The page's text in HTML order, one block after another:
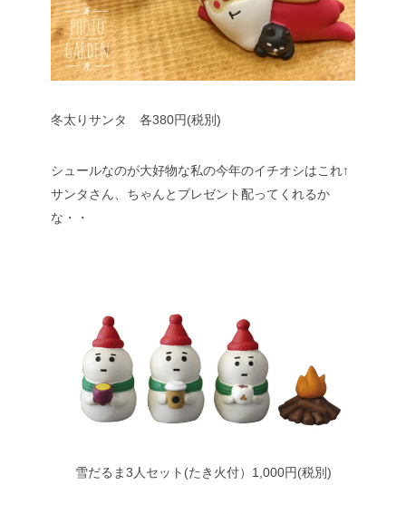
冬太りサンタ 各380円(税別)
シュールなのが大好物な私の今年のイチオシはこれ↑
サンタさん、ちゃんとプレゼント配ってくれるか
な・・
雪だるま3人セット(たき火付）1,000円(税別)